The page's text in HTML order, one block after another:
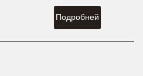
Подробней